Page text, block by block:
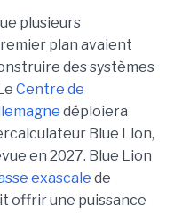
plusieurs
plan avaient
des systèmes
Centre de
déploiera
Blue Lion,
en 2027. Blue Lion
exascale de
offrir une puissance